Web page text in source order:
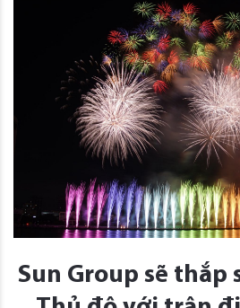
Sun Group sẽ thắp